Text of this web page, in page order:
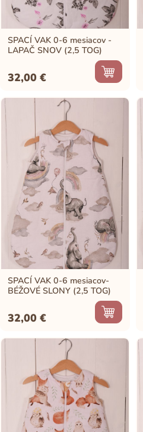
SPACÍ VAK 0-6 mesiacov -
LAPAČ SNOV (2,5 TOG)
32,00€
SPACÍ VAK 0-6 mesiacov-
BÉŽOVÉ SLONY (2,5 TOG)
32,00€